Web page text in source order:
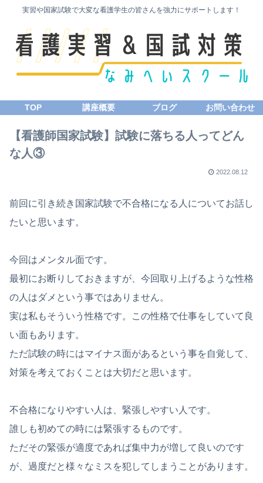
実習や国家試験で大変な看護学生の皆さんを強力にサポートします！
TOP 講座概要 ブログ お問い合わせ
【看護師国家試験】試験に落ちる人ってどん
な人③
2022.08.12
前回に引き続き国家試験で不合格になる人についてお話し
たいと思います。
今回はメンタル面です。
最初にお断りしておきますが、今回取り上げるような性格
の人はダメという事ではありません。
実は私もそういう性格です。この性格で仕事をしていて良
い面もあります。
ただ試験の時にはマイナス面があるという事を自覚して、
対策を考えておくことは大切だと思います。
不合格になりやすい人は、緊張しやすい人です。
誰しも初めての時には緊張するものです。
ただその緊張が適度であれば集中力が増して良いのです
が、過度だと様々なミスを犯してしまうことがあります。